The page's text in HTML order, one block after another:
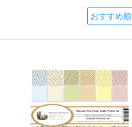
おすすめ順